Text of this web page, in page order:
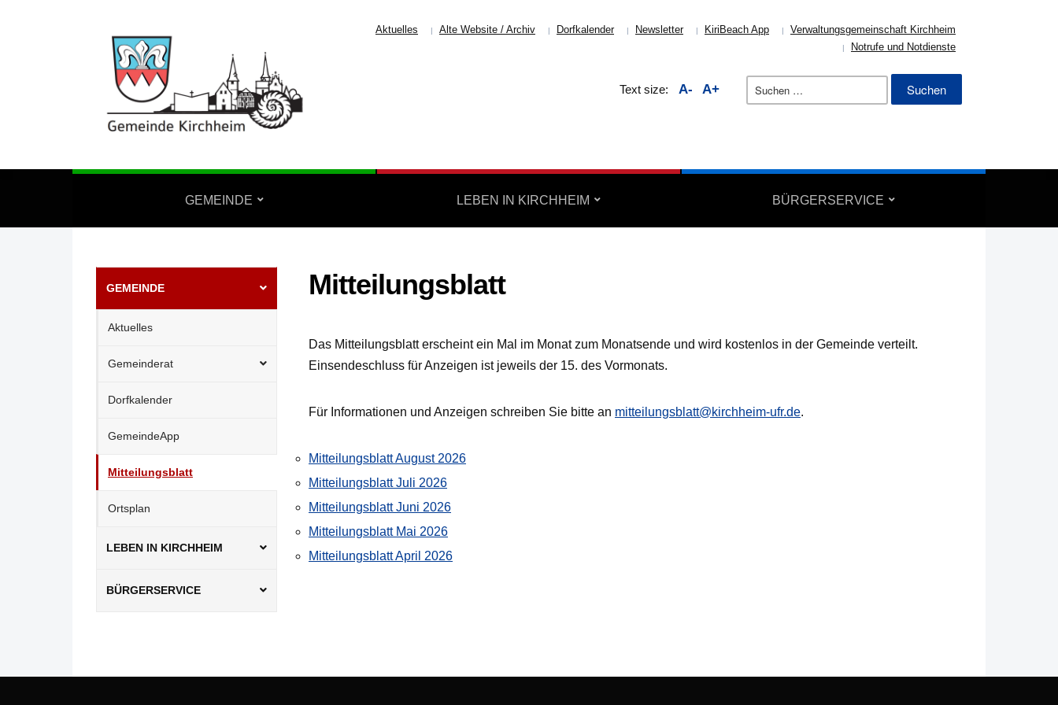
Aktuelles Alte Website / Archiv Dorfkalender Newsletter KiriBeach App
Verwaltungsgemeinschaft Kirchheim
Notrufe und Notdienste
Text size: A- A+
Suchen
nach:
GEMEINDE LEBEN IN KIRCHHEIM BÜRGERSERVICE
GEMEINDE
Aktuelles
Gemeinderat
Dorfkalender
GemeindeApp
Mitteilungsblatt
Ortsplan
LEBEN IN KIRCHHEIM
BÜRGERSERVICE
Mitteilungsblatt
Das Mitteilungsblatt erscheint ein Mal im Monat zum Monatsende und wird kostenlos in der Gemeinde verteilt.
Einsendeschluss für Anzeigen ist jeweils der 15. des Vormonats.
Für Informationen und Anzeigen schreiben Sie bitte an mitteilungsblatt@kirchheim-ufr.de.
Mitteilungsblatt August 2026
Mitteilungsblatt Juli 2026
Mitteilungsblatt Juni 2026
Mitteilungsblatt Mai 2026
Mitteilungsblatt April 2026